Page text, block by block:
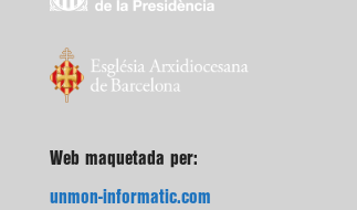
Web maquetada per:
unmon-informatic.com